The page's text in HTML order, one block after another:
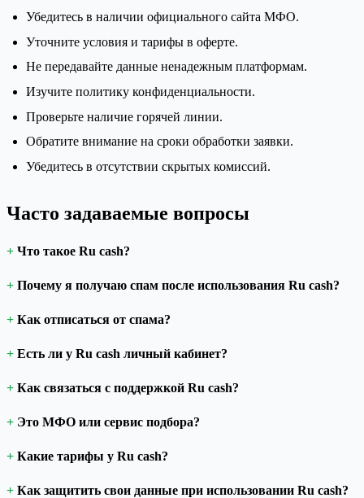
Убедитесь в наличии официального сайта МФО.
Уточните условия и тарифы в оферте.
Не передавайте данные ненадежным платформам.
Изучите политику конфиденциальности.
Проверьте наличие горячей линии.
Обратите внимание на сроки обработки заявки.
Убедитесь в отсутствии скрытых комиссий.
Часто задаваемые вопросы
Что такое Ru cash?
Почему я получаю спам после использования Ru cash?
Как отписаться от спама?
Есть ли у Ru cash личный кабинет?
Как связаться с поддержкой Ru cash?
Это МФО или сервис подбора?
Какие тарифы у Ru cash?
Как защитить свои данные при использовании Ru cash?